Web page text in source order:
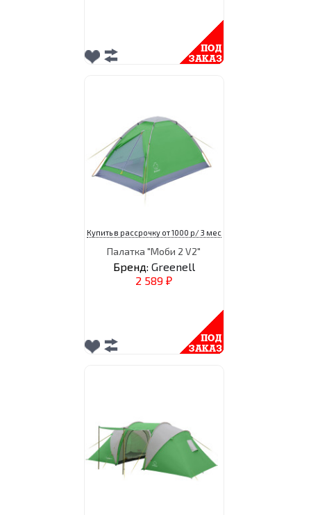
Купить в рассрочку от 1000 р/ 3 мес
Палатка "Моби 2 V2"
Бренд: Greenell
2 589 ₽